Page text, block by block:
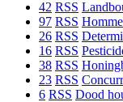
42 RSS
97 RSS
26 RSS
16 RSS
38 RSS
23 RSS
6 RSS Dood